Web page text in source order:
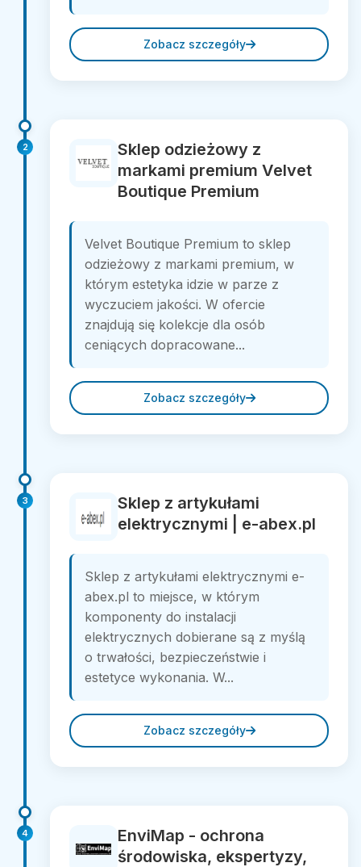
Zobacz szczegóły
2
Sklep odzieżowy z
markami premium Velvet
Boutique Premium
Velvet Boutique Premium to sklep
odzieżowy z markami premium, w
którym estetyka idzie w parze z
wyczuciem jakości. W ofercie
znajdują się kolekcje dla osób
ceniących dopracowane...
Zobacz szczegóły
3
Sklep z artykułami
elektrycznymi | e-abex.pl
Sklep z artykułami elektrycznymi e-
abex.pl to miejsce, w którym
komponenty do instalacji
elektrycznych dobierane są z myślą
o trwałości, bezpieczeństwie i
estetyce wykonania. W...
Zobacz szczegóły
4
EnviMap - ochrona
środowiska, ekspertyzy,